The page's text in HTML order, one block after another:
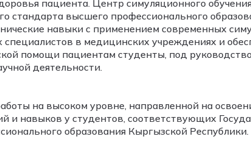
пациента. Центр симуляционного
стандарта высшего профессионального
навыки с применением современных
в медицинских учреждениях и
помощи пациентам студенты, под
деятельности.
на высоком уровне, направленной на
и навыков у студентов, соответствующих
образования Кыргызской Республики.